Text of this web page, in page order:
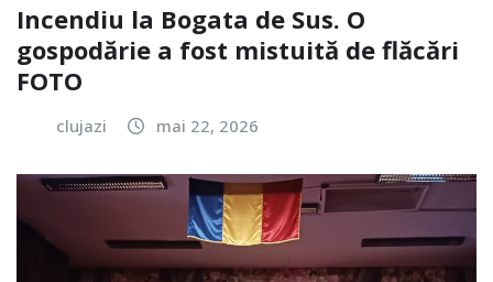
Incendiu la Bogata de Sus. O
gospodărie a fost mistuită de flăcări
FOTO
clujazi mai 22, 2026